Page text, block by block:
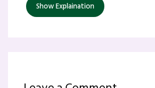
Show Explaination